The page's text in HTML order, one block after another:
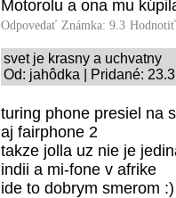
Motorolu a ona mu
Odpovedať Známka: 9.3
svet je krasny a uchvatny
Od: jahôdka | Pridané:
turing phone presiel na
aj fairphone 2
takze jolla uz nie je
indii a mi-fone v afrike
ide to dobrym smerom :)